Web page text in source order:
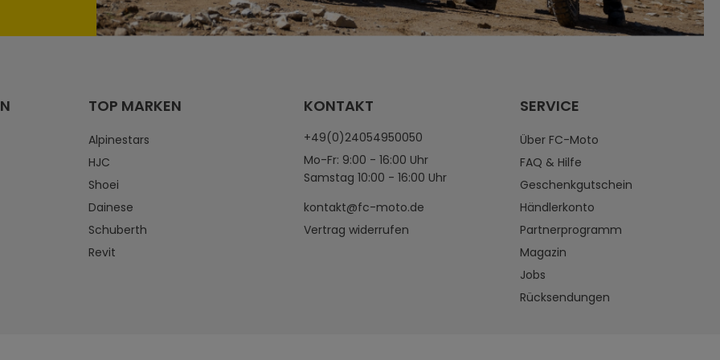
TOP MARKEN
Alpinestars
HJC
Shoei
Dainese
Schuberth
Revit
KONTAKT
+49(0)24054950050
Mo-Fr: 9:00 - 16:00 Uhr
Samstag 10:00 - 16:00 Uhr
kontakt@fc-moto.de
Vertrag widerrufen
SERVICE
Über FC-Moto
FAQ & Hilfe
Geschenkgutschein
Händlerkonto
Partnerprogramm
Magazin
Jobs
Rücksendungen